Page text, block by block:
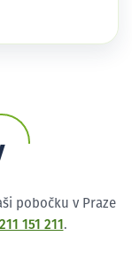
pobočku v Praze
151 211 .